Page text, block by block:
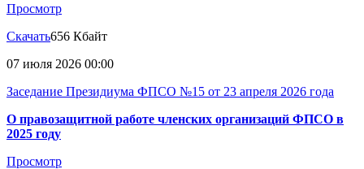
Просмотр
Скачать656 Кбайт
07 июля 2026 00:00
Заседание Президиума ФПСО №15 от 23 апреля 2026 года
О правозащитной работе членских организаций ФПСО в
2025 году
Просмотр